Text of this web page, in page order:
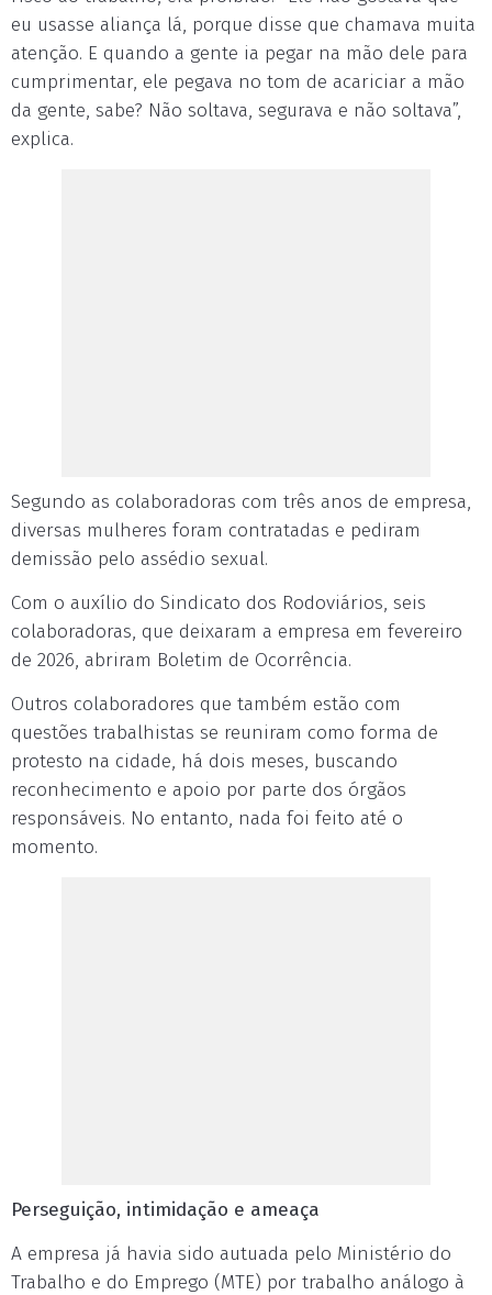
eu usasse aliança lá, porque disse que chamava muita
atenção. E quando a gente ia pegar na mão dele para
cumprimentar, ele pegava no tom de acariciar a mão
da gente, sabe? Não soltava, segurava e não soltava”,
explica.
Segundo as colaboradoras com três anos de empresa,
diversas mulheres foram contratadas e pediram
demissão pelo assédio sexual.
Com o auxílio do Sindicato dos Rodoviários, seis
colaboradoras, que deixaram a empresa em fevereiro
de 2026, abriram Boletim de Ocorrência.
Outros colaboradores que também estão com
questões trabalhistas se reuniram como forma de
protesto na cidade, há dois meses, buscando
reconhecimento e apoio por parte dos órgãos
responsáveis. No entanto, nada foi feito até o
momento.
Perseguição, intimidação e ameaça
A empresa já havia sido autuada pelo Ministério do
Trabalho e do Emprego (MTE) por trabalho análogo à